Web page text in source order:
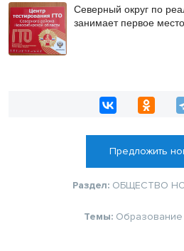
Северный округ по
занимает первое место
Предложить
Раздел: ОБЩЕСТВО
Темы: Образование